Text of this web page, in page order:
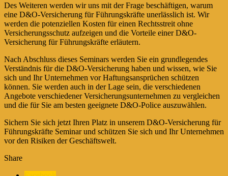
Des Weiteren werden wir uns mit der Frage beschäftigen, warum
eine D&O-Versicherung für Führungskräfte unerlässlich ist. Wir
werden die potenziellen Kosten für einen Rechtsstreit ohne
Versicherungsschutz aufzeigen und die Vorteile einer D&O-
Versicherung für Führungskräfte erläutern.
Nach Abschluss dieses Seminars werden Sie ein grundlegendes
Verständnis für die D&O-Versicherung haben und wissen, wie Sie
sich und Ihr Unternehmen vor Haftungsansprüchen schützen
können. Sie werden auch in der Lage sein, die verschiedenen
Angebote verschiedener Versicherungsunternehmen zu vergleichen
und die für Sie am besten geeignete D&O-Police auszuwählen.
Sichern Sie sich jetzt Ihren Platz in unserem D&O-Versicherung für
Führungskräfte Seminar und schützen Sie sich und Ihr Unternehmen
vor den Risiken der Geschäftswelt.
Share